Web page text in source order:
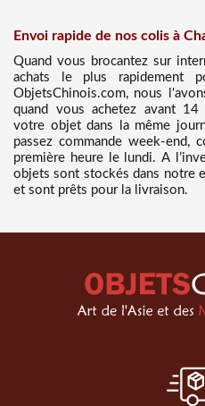
Envoi rapide de nos colis à
Quand vous brocantez sur
achats le plus rapidement
ObjetsChinois.com, nous
quand vous achetez avant
votre objet dans la même
passez commande week-end,
première heure le lundi. A
objets sont stockés dans notre
et sont prêts pour la livraison.